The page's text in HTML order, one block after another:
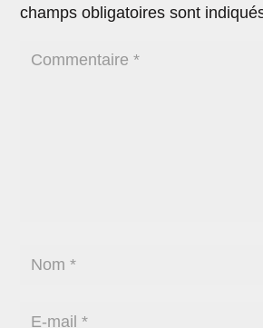
champs obligatoires sont